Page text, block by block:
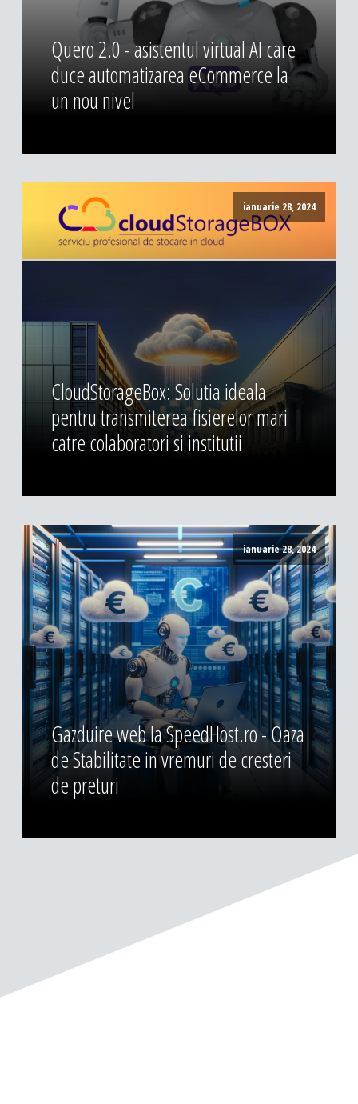
Quero 2.0 - asistentul virtual AI care
duce automatizarea eCommerce la
un nou nivel
ianuarie 28, 2024
CloudStorageBox: Solutia ideala
pentru transmiterea fisierelor mari
catre colaboratori si institutii
ianuarie 28, 2024
Gazduire web la SpeedHost.ro - Oaza
de Stabilitate in vremuri de cresteri
de preturi